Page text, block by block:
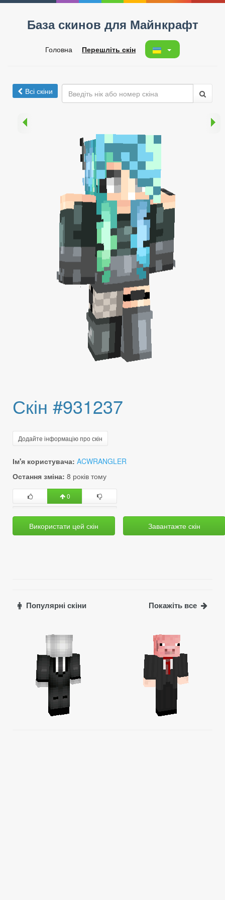
База скинов для Майнкрафт
Головна Перешліть скін
Всі скіни
Скін #931237
Додайте інформацію про скін
Ім'я користувача: ACWRANGLER
Остання зміна: 8 років тому
0
Використати цей скін Завантажте скін
Популярні скіни Покажіть все